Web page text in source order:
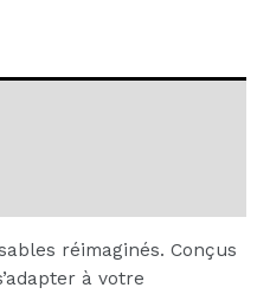
réimaginés. Conçus
à votre